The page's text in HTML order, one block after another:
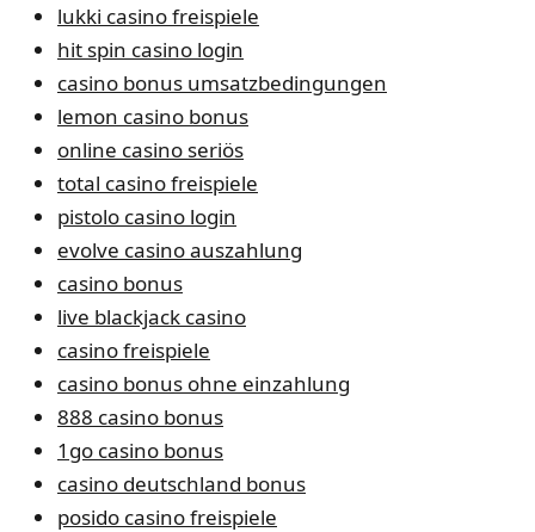
lukki casino freispiele
hit spin casino login
casino bonus umsatzbedingungen
lemon casino bonus
online casino seriös
total casino freispiele
pistolo casino login
evolve casino auszahlung
casino bonus
live blackjack casino
casino freispiele
casino bonus ohne einzahlung
888 casino bonus
1go casino bonus
casino deutschland bonus
posido casino freispiele